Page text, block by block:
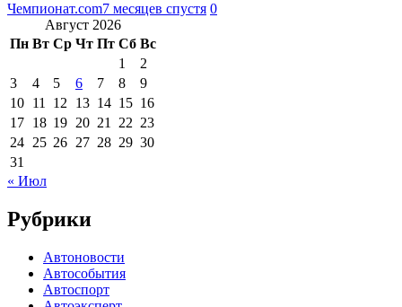
Чемпионат.com7 месяцев спустя 0
Август 2026
Пн Вт Ср Чт Пт Сб Вс
1
2
3
4 5 6 7 8
9
10 11 12 13 14 15 16
17 18 19 20 21 22 23
24 25 26 27 28 29 30
31
« Июл
Рубрики
Автоновости
Автособытия
Автоспорт